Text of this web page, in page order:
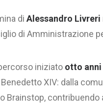
di Alessandro Livreri
di
iniziato otto anni
XIV: dalla
Brainstop,